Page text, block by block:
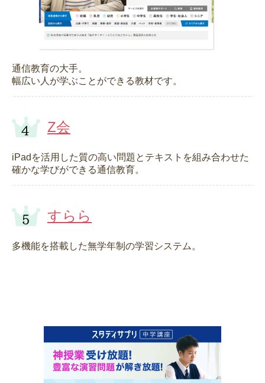
通信教育の大手。
幅広い人が学ぶことができる教材です。
Z会
iPadを活用した質の高い問題とテキストを組み合わせた
確かな学びができる通信教育。
すらら
多機能を搭載した無学年制の学習システム。